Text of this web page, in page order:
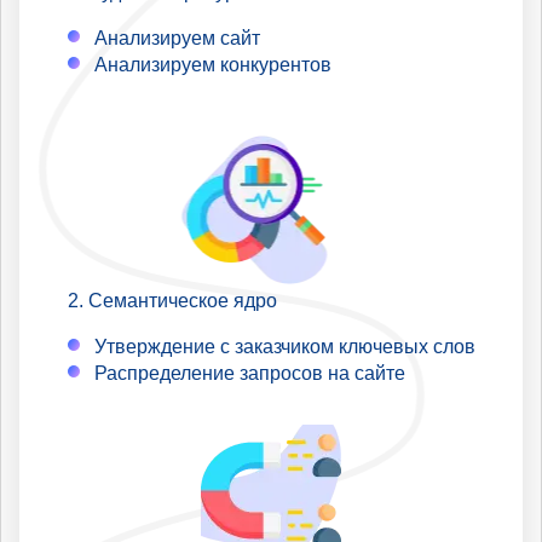
Анализируем сайт
Анализируем конкурентов
Семантическое ядро
Утверждение с заказчиком ключевых слов
Распределение запросов на сайте